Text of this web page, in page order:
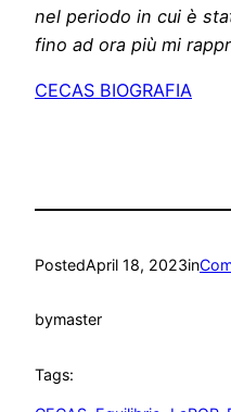
nel periodo in cui è
fino ad ora più mi
CECAS BIOGRAFIA
PostedApril 18, 2023in
bymaster
Tags: